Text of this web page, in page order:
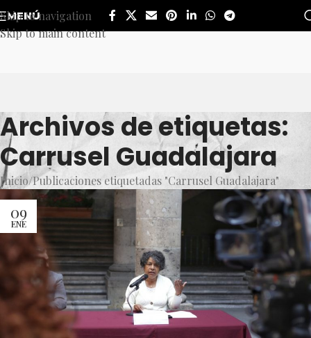
Skip to navigation
Skip to main content
MENÚ
Archivos de etiquetas:
Carrusel Guadalajara
Inicio Publicaciones etiquetadas "Carrusel Guadalajara"
09
ENE